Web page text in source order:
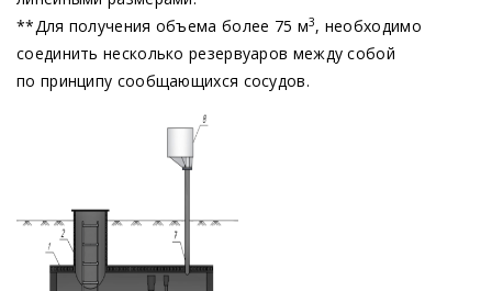
Резервуар для воды
**Для получения объема более 75 м3, необходимо
соединить несколько резервуаров между собой
по принципу сообщающихся сосудов.